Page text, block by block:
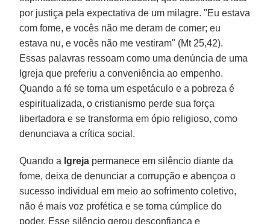
por justiça pela expectativa de um milagre. "Eu estava
com fome, e vocês não me deram de comer; eu
estava nu, e vocês não me vestiram" (Mt 25,42).
Essas palavras ressoam como uma denúncia de uma
Igreja que preferiu a conveniência ao empenho.
Quando a fé se torna um espetáculo e a pobreza é
espiritualizada, o cristianismo perde sua força
libertadora e se transforma em ópio religioso, como
denunciava a crítica social.
Quando a Igreja permanece em silêncio diante da
fome, deixa de denunciar a corrupção e abençoa o
sucesso individual em meio ao sofrimento coletivo,
não é mais voz profética e se torna cúmplice do
poder. Esse silêncio gerou desconfiança e